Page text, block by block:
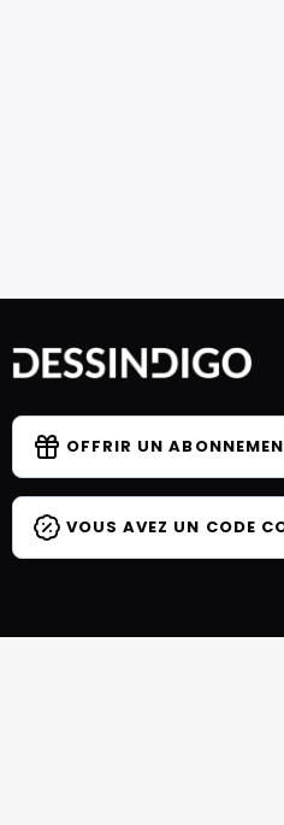
OFFRIR UN
VOUS AVEZ UN CODE